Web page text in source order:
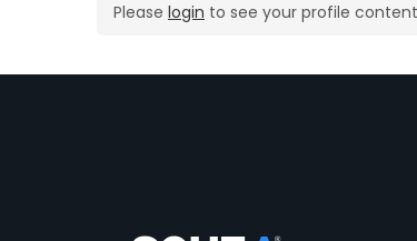
Please login to see your profile content